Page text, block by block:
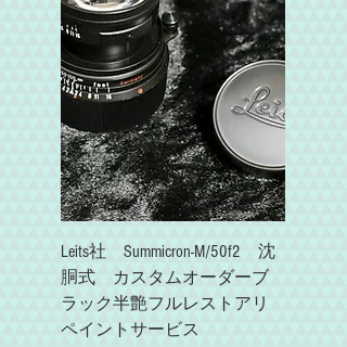
Leits社 Summicron-M/50f2 沈
胴式 カスタムオーダーブ
ラック半艶フルレストアリ
ペイントサービス